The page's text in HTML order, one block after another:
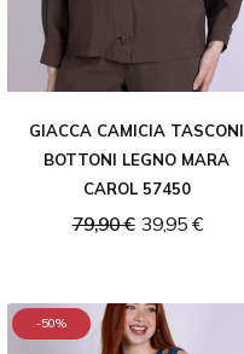
GIACCA CAMICIA TASCONI
BOTTONI LEGNO MARA
CAROL 57450
79,90 € 39,95 €
-50%